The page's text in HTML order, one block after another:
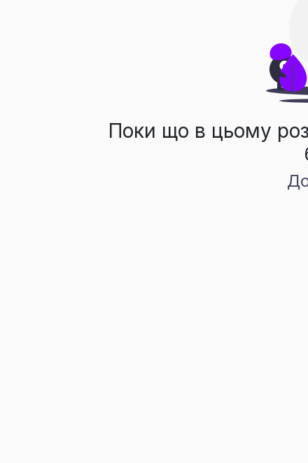
Поки що в цьому